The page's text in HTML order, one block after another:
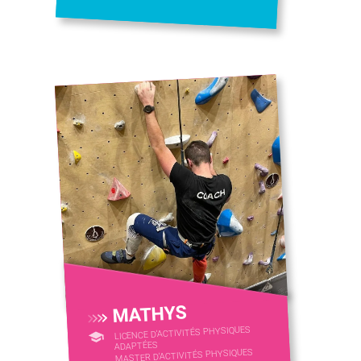
MATHYS
LICENCE D’ACTIVITÉS PHYSIQUES
ADAPTÉES
MASTER D'ACTIVITÉS PHYSIQUES